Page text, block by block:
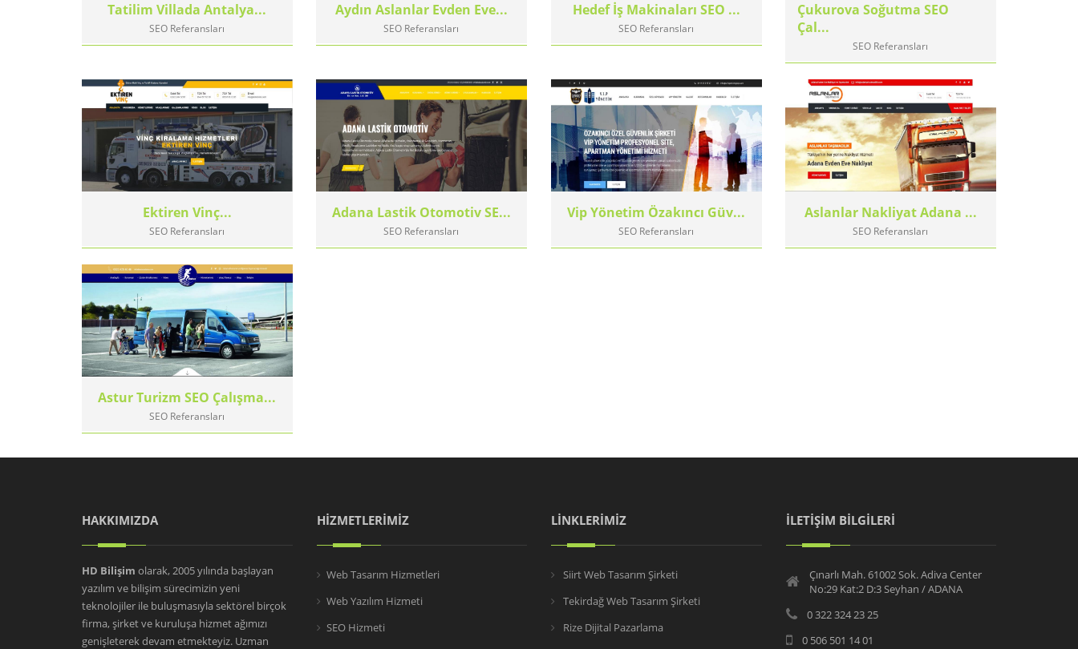
Tatilim Villada Antalya...
SEO Referansları
Aydın Aslanlar Evden Eve...
SEO Referansları
Hedef İş Makinaları SEO ...
SEO Referansları
Çukurova Soğutma SEO
Çal...
SEO Referansları
Ektiren Vinç...
SEO Referansları
Adana Lastik Otomotiv SE...
SEO Referansları
Vip Yönetim Özakıncı Güv...
SEO Referansları
Aslanlar Nakliyat Adana ...
SEO Referansları
Astur Turizm SEO Çalışma...
SEO Referansları
HAKKIMIZDA
HD Bilişim olarak, 2005 yılında başlayan
yazılım ve bilişim sürecimizin yeni
teknolojiler ile buluşmasıyla sektörel birçok
firma, şirket ve kuruluşa hizmet ağımızı
genişleterek devam etmekteyiz. Uzman
HİZMETLERİMİZ
Web Tasarım Hizmetleri
Web Yazılım Hizmeti
SEO Hizmeti
LİNKLERİMİZ
Siirt Web Tasarım Şirketi
Tekirdağ Web Tasarım Şirketi
Rize Dijital Pazarlama
İLETİŞİM BİLGİLERİ
Çınarlı Mah. 61002 Sok. Adiva Center
No:29 Kat:2 D:3 Seyhan / ADANA
0 322 324 23 25
0 506 501 14 01